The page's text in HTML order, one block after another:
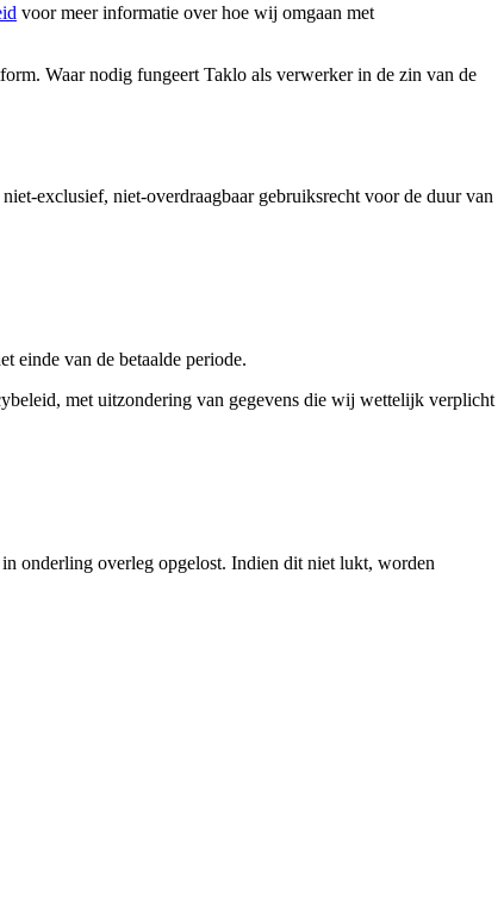
voor meer informatie over hoe wij omgaan met
Waar nodig fungeert Taklo als verwerker in de zin van de
exclusief, niet-overdraagbaar gebruiksrecht voor de duur van
einde van de betaalde periode.
met uitzondering van gegevens die wij wettelijk verplicht
onderling overleg opgelost. Indien dit niet lukt, worden